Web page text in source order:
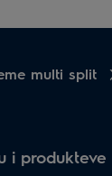
multi split
i produkteve